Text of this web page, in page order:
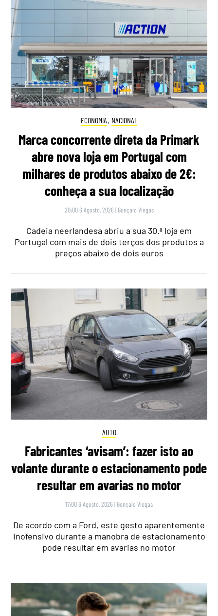
ECONOMIA , NACIONAL
Marca concorrente direta da Primark
abre nova loja em Portugal com
milhares de produtos abaixo de 2€:
conheça a sua localização
20:00 6 Agosto, 2026 | Gonçalo Viegas
Cadeia neerlandesa abriu a sua 30.ª loja em
Portugal com mais de dois terços dos produtos a
preços abaixo de dois euros
AUTO
Fabricantes ‘avisam’: fazer isto ao
volante durante o estacionamento pode
resultar em avarias no motor
17:00 6 Agosto, 2026 | Gonçalo Viegas
De acordo com a Ford, este gesto aparentemente
inofensivo durante a manobra de estacionamento
pode resultar em avarias no motor